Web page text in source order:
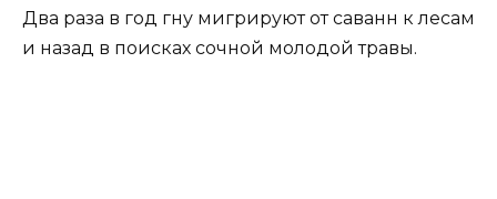
Два раза в год гну мигрируют от саванн к лесам
и назад в поисках сочной молодой травы.